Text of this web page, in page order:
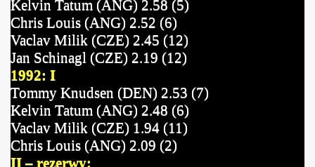
Kelvin Tatum (ANG) 2.58 (5)
Chris Louis (ANG) 2.52 (6)
Vaclav Milik (CZE) 2.45 (12)
Jan Schinagl (CZE) 2.19 (12)
1992: I
Tommy Knudsen (DEN) 2.53 (7)
Kelvin Tatum (ANG) 2.48 (6)
Vaclav Milik (CZE) 1.94 (11)
Chris Louis (ANG) 2.09 (2)
II – rezerwy: